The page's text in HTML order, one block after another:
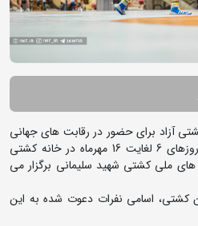
آزاد برای حضور در رقابت های جهانی
زیر 23 سال و اوزان غیر المپیکی روزهای 6 لغایت 16 مهرماه در خانه کشتی
ملی کشتی شهید سلیمانی برگزار می
کشتی، اسامی نفرات دعوت شده به این